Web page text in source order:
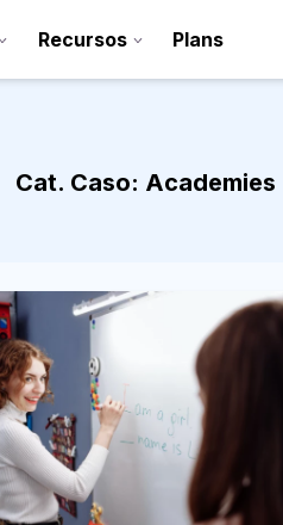
Recursos Plans
Registra’t
Contacte
Cat. Caso: Academies